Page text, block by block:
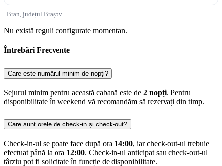
Bran, județul Brașov
Nu există reguli configurate momentan.
Întrebări Frecvente
Care este numărul minim de nopți?
Sejurul minim pentru această cabană este de 2 nopți. Pentru
disponibilitate în weekend vă recomandăm să rezervați din timp.
Care sunt orele de check-in și check-out?
Check-in-ul se poate face după ora 14:00, iar check-out-ul trebuie
efectuat până la ora 12:00. Check-in-ul anticipat sau check-out-ul
târziu pot fi solicitate în funcție de disponibilitate.